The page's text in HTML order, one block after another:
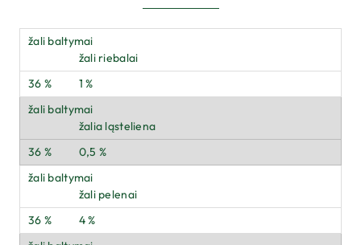
žali riebalai
1 %
žalia ląsteliena
0,5 %
žali pelenai
4 %